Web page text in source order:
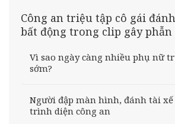
Công an triệu tập cô gái
bất động trong clip gây phẫn
Vì sao ngày càng nhiều phụ nữ
sớm?
Người đập màn hình, đánh tài xế
trình diện công an